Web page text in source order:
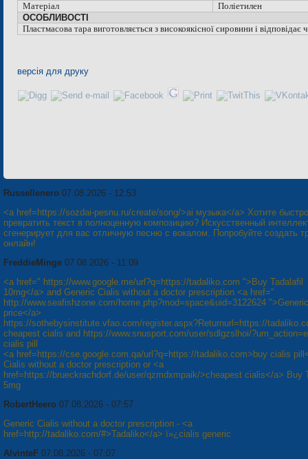
Матеріал
Поліетилен
ОСОБЛИВОСТІ
Пластмасова тара виготовляється з високоякісної сировини і
версія для друку
Russellenero 07.08.2026 - 12:53
<a href=https://sozdai-pesnu.ru/create/song/>ai музыка</a> Хотите быстро
превратить текст в полноценную композицию? Искусственный
сгенерирует для вас отличную песню с вокалом. Попробуйте создать
онлайн!
FreddieMinge 07.08.2026 - 11:09
<a href=" https://www.google.me/url?q=https://tadaliko.com ">Buy Tadalafil
10mg</a> and Generic Cialis without a doctor prescription <a href="
http://www.seafishzone.com/home.php?mod=space&uid=3122624
price</a>
https://sothebysinstitute.vfao.com/register.aspx?Returnurl=https://
cheapest cialis and https://www.snusport.com/user/sdlgzslhoi/
cialis pill
<a href=https://cse.google.com.qa/url?q=https://tadaliko.com>buy cialis
Cialis without a doctor prescription or <a
href=https://brueckrachdorf.de/user/qzmdxmpaik/>cheapest cialis</a> Buy
5mg
RobertHeero 07.08.2026 - 07:57
Generic Cialis without a doctor prescription - <a
href=http://tadaliko.com/#>Tadaliko</a> ï»¿cialis generic
AlvinteF 07.08.2026 - 07:07